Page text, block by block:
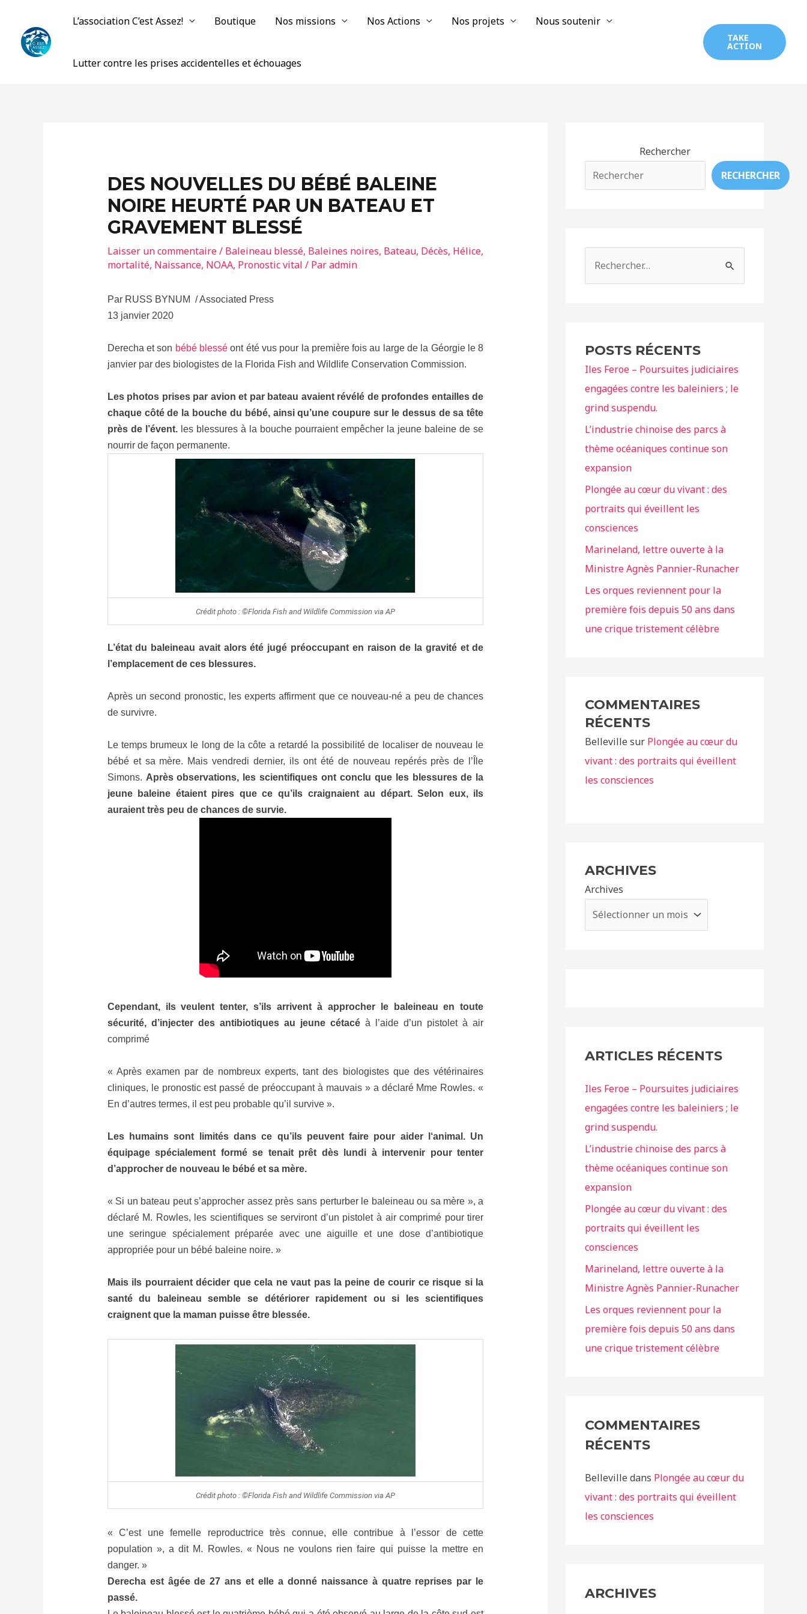
contenu
L’association C’est Assez! Boutique Nos missions Nos Actions Nos projets Nous soutenir
Lutter contre les prises accidentelles et échouages
TAKE
ACTION
DES NOUVELLES DU BÉBÉ BALEINE
NOIRE HEURTÉ PAR UN BATEAU ET
GRAVEMENT BLESSÉ
Laisser un commentaire/ Baleineau blessé, Baleines noires, Bateau, Décès, Hélice,
mortalité, Naissance, NOAA, Pronostic vital / Paradmin
Par RUSS BYNUM / Associated Press
13 janvier 2020
Derecha et son bébé blesséont été vus pour la première fois au large de la Géorgie le 8
janvier par des biologistes de la Florida Fish and Wildlife Conservation Commission.
Les photos prises par avion et par bateau avaient révélé de profondes entailles de
chaque côté de la bouche du bébé, ainsi qu’une coupure sur le dessus de sa tête
près de l’évent.les blessures à la bouche pourraient empêcher la jeune baleine de se
nourrir de façon permanente.
Crédit photo : ©Florida Fish and Wildlife Commission via AP
L’état du baleineau avait alors été jugé préoccupant en raison de la gravité et de
l’emplacement de ces blessures.
Après un second pronostic, les experts affirment que ce nouveau-né a peu de chances
de survivre.
Le temps brumeux le long de la côte a retardé la possibilité de localiser de nouveau le
bébé et sa mère. Mais vendredi dernier, ils ont été de nouveau repérés près de l’Île
Simons. Après observations, les scientifiques ont conclu que les blessures de la
jeune baleine étaient pires que ce qu’ils craignaient au départ. Selon eux, ils
auraient très peu de chances de survie.
Cependant, ils veulent tenter, s’ils arrivent à approcher le baleineau en toute
sécurité, d’injecter des antibiotiques au jeune cétacé à l’aide d’un pistolet à air
comprimé
« Après examen par de nombreux experts, tant des biologistes que des vétérinaires
cliniques, le pronostic est passé de préoccupant à mauvais » a déclaré Mme Rowles. «
En d’autres termes, il est peu probable qu’il survive ».
Les humains sont limités dans ce qu’ils peuvent faire pour aider l‘animal. Un
équipage spécialement formé se tenait prêt dès lundi à intervenir pour tenter
d’approcher de nouveau le bébé et sa mère.
« Si un bateau peut s’approcher assez près sans perturber le baleineau ou sa mère », a
déclaré M. Rowles, les scientifiques se serviront d’un pistolet à air comprimé pour tirer
une seringue spécialement préparée avec une aiguille et une dose d’antibiotique
appropriée pour un bébé baleine noire. »
Mais ils pourraient décider que cela ne vaut pas la peine de courir ce risque si la
santé du baleineau semble se détériorer rapidement ou si les scientifiques
craignent que la maman puisse être blessée.
Crédit photo : ©Florida Fish and Wildlife Commission via AP
« C’est une femelle reproductrice très connue, elle contribue à l’essor de cette
population », a dit M. Rowles. « Nous ne voulons rien faire qui puisse la mettre en
danger. »
Derecha est âgée de 27 ans et elle a donné naissance à quatre reprises par le
passé.
Rechercher
RECHERCHER
r
c
h
e
r
:
POSTS RÉCENTS
Iles Feroe – Poursuites judiciaires
engagées contre les baleiniers ; le
grind suspendu.
L’industrie chinoise des parcs à
thème océaniques continue son
expansion
Plongée au cœur du vivant : des
portraits qui éveillent les
consciences
Marineland, lettre ouverte à la
Ministre Agnès Pannier-Runacher
Les orques reviennent pour la
première fois depuis 50 ans dans
une crique tristement célèbre
COMMENTAIRES
RÉCENTS
Belleville sur Plongée au cœur du
vivant : des portraits qui éveillent
les consciences
ARCHIVES
Archives
ARTICLES RÉCENTS
Iles Feroe – Poursuites judiciaires
engagées contre les baleiniers ; le
grind suspendu.
L’industrie chinoise des parcs à
thème océaniques continue son
expansion
Plongée au cœur du vivant : des
portraits qui éveillent les
consciences
Marineland, lettre ouverte à la
Ministre Agnès Pannier-Runacher
Les orques reviennent pour la
première fois depuis 50 ans dans
une crique tristement célèbre
COMMENTAIRES
RÉCENTS
Belleville dans Plongée au cœur du
vivant : des portraits qui éveillent
les consciences
ARCHIVES